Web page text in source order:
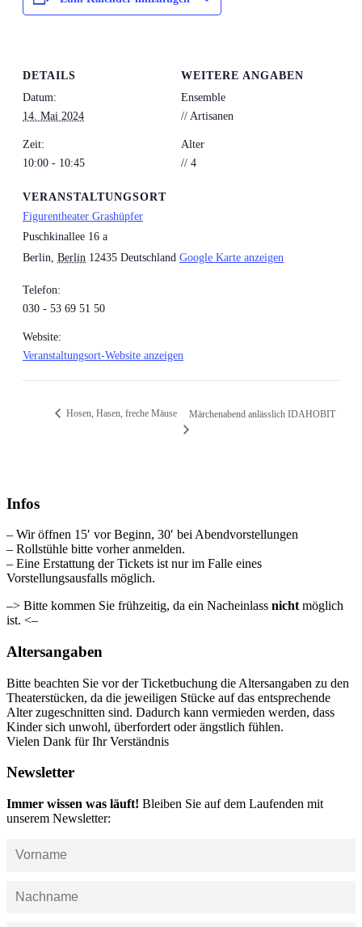
DETAILS
Datum:
14. Mai 2024
Zeit:
10:00 - 10:45
VERANSTALTUNGSORT
Figurentheater Grashüpfer
Puschkinallee 16 a
Berlin Berlin 12435 Deutschland Google Karte anzeigen
Telefon:
030 - 53 69 51 50
Website:
Veranstaltungsort-Website anzeigen
WEITERE ANGABEN
Ensemble
// Artisanen
Alter
// 4
Hosen, Hasen, freche Mäuse Märchenabend anlässlich IDAHOBIT
Infos
– Wir öffnen 15′ vor Beginn, 30′ bei Abendvorstellungen
– Rollstühle bitte vorher anmelden.
– Eine Erstattung der Tickets ist nur im Falle eines
Vorstellungsausfalls möglich.
–> Bitte kommen Sie frühzeitig, da ein Nacheinlass nicht möglich
ist. <–
Altersangaben
Bitte beachten Sie vor der Ticketbuchung die Altersangaben zu den
Theaterstücken, da die jeweiligen Stücke auf das entsprechende
Alter zugeschnitten sind. Dadurch kann vermieden werden, dass
Kinder sich unwohl, überfordert oder ängstlich fühlen.
Vielen Dank für Ihr Verständnis
Newsletter
Immer wissen was läuft! Bleiben Sie auf dem Laufenden mit
unserem Newsletter: